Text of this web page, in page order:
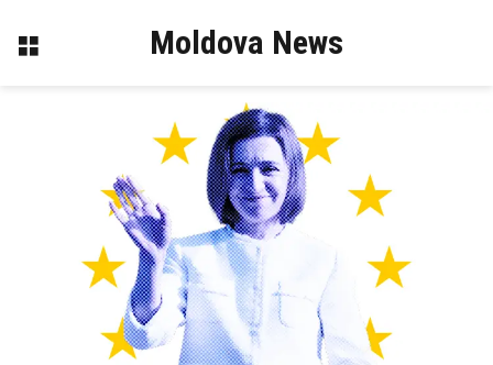
Меню Moldova News